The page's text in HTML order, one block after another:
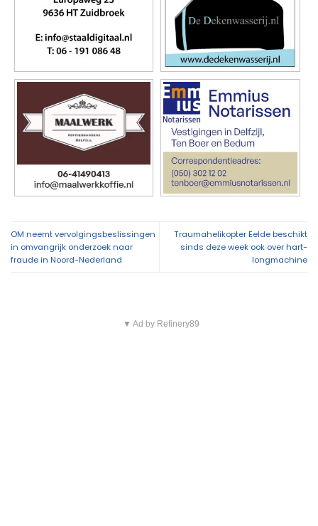
OM neemt vervolgingsbeslissingen
in omvangrijk onderzoek naar
fraude in Noord-Nederland
Traumahelikopter Eelde beschikt
sinds deze week ook over hart-
longmachine
▼ Ad by Refinery89